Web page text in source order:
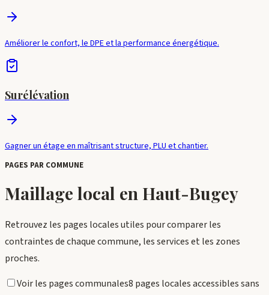
Améliorer le confort, le DPE et la performance énergétique.
Surélévation
Gagner un étage en maîtrisant structure, PLU et chantier.
PAGES PAR COMMUNE
Maillage local en Haut-Bugey
Retrouvez les pages locales utiles pour comparer les
contraintes de chaque commune, les services et les zones
proches.
Voir les pages communales8 pages locales accessibles sans